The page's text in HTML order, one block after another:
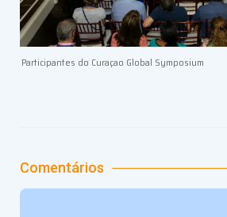
Participantes do Curaçao Global Symposium
Comentários